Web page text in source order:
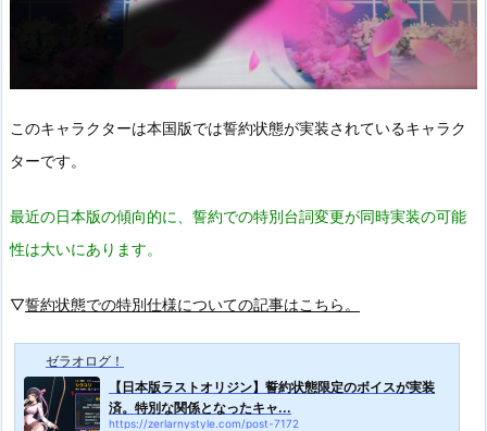
このキャラクターは本国版では誓約状態が実装されているキャラク
ターです。
最近の日本版の傾向的に、誓約での特別台詞変更が同時実装の可能
性は大いにあります。
▽誓約状態での特別仕様についての記事はこちら。
ゼラオログ！
【日本版ラストオリジン】誓約状態限定のボイスが実装
済。特別な関係となったキャ...
https://zerlarnystyle.com/post-7172